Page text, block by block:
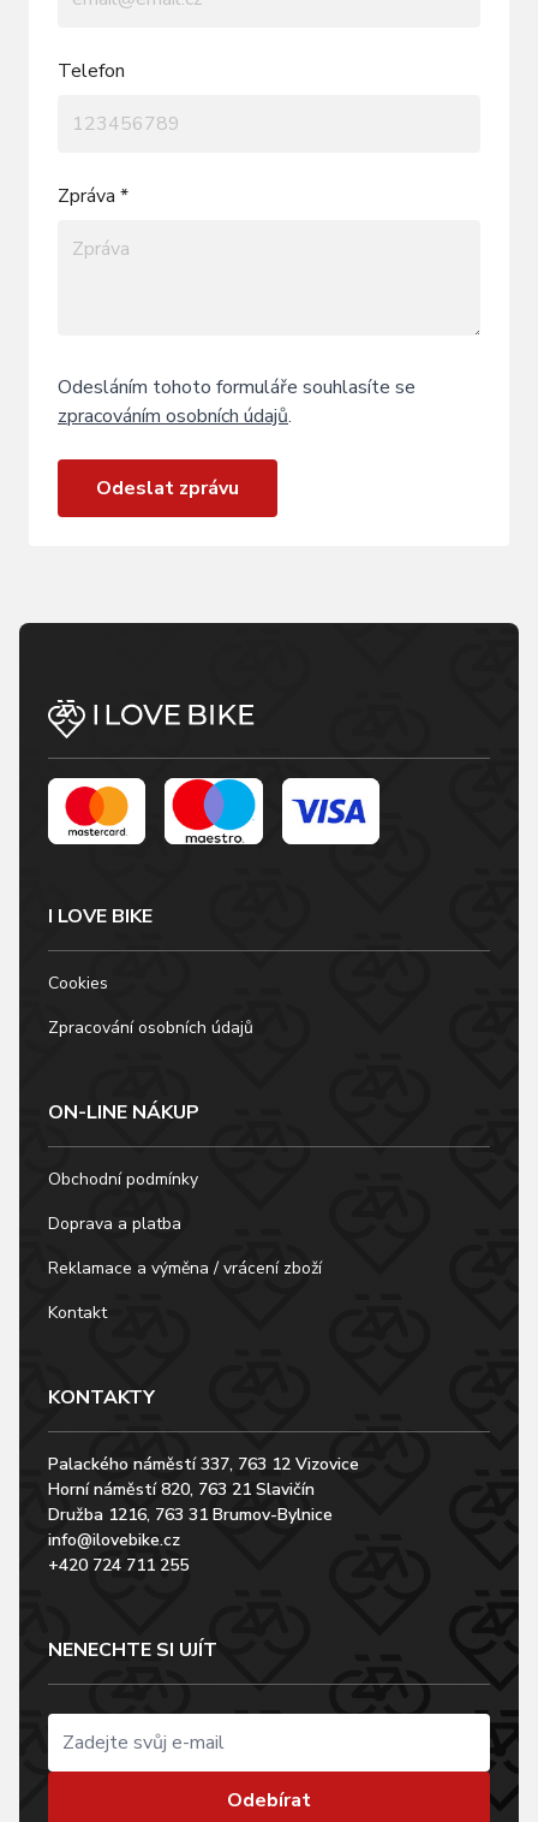
Telefon
Zpráva *
Odesláním tohoto formuláře souhlasíte se
zpracováním osobních údajů.
Odeslat zprávu
I LOVE BIKE
Cookies
Zpracování osobních údajů
ON-LINE NÁKUP
Obchodní podmínky
Doprava a platba
Reklamace a výměna / vrácení zboží
Kontakt
KONTAKTY
Palackého náměstí 337, 763 12 Vizovice
Horní náměstí 820, 763 21 Slavičín
Družba 1216, 763 31 Brumov-Bylnice
info@ilovebike.cz
+420 724 711 255
NENECHTE SI UJÍT
Odebírat